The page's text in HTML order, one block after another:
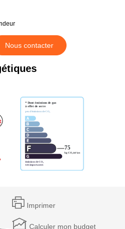
Nous contacter
Imprimer
Calculer mon budget